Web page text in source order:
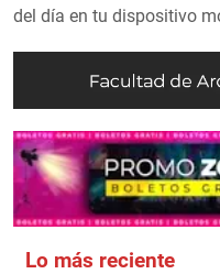
del día en tu dispositivo
Lo más reciente